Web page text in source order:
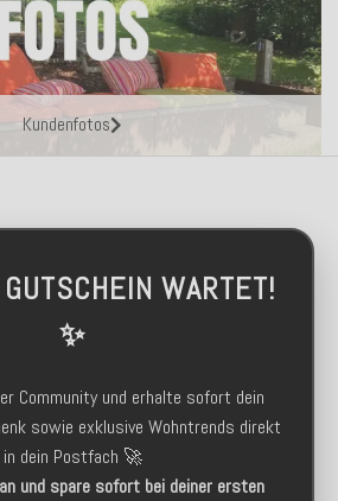
Kundenfotos
WARTET!
✨
Community und erhalte sofort dein
sowie exklusive Wohntrends direkt
in dein Postfach 🚀
und spare sofort bei deiner ersten